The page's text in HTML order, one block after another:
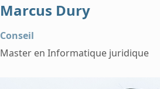
Marcus Dury
Conseil
Master en Informatique juridique